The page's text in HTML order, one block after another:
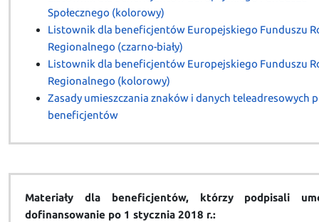
Społecznego (kolorowy)
Listownik dla beneficjentów Europejskiego Funduszu
Regionalnego (czarno-biały)
Listownik dla beneficjentów Europejskiego Funduszu
Regionalnego (kolorowy)
Zasady umieszczania znaków i danych teleadresowych
beneficjentów
Materiały dla beneficjentów, którzy podpisali
dofinansowanie po 1 stycznia 2018 r.: